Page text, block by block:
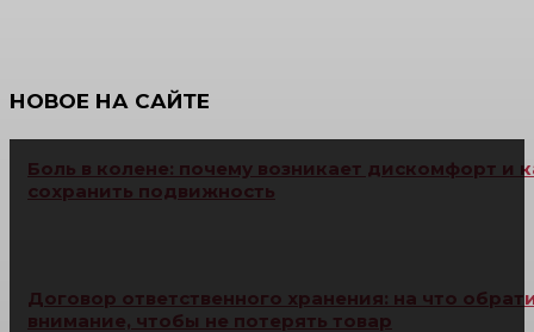
НОВОЕ НА САЙТЕ
Боль в колене: почему возникает дискомфорт и
сохранить подвижность
Договор ответственного хранения: на что
внимание, чтобы не потерять товар